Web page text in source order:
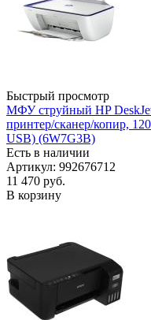
Быстрый просмотр
МФУ струйный HP
принтер/сканер/копир,
USB) (6W7G3B)
Есть в наличии
Артикул: 992676712
11 470 руб.
В корзину